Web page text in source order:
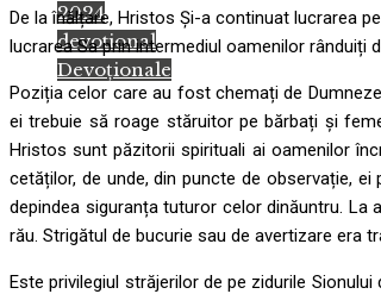
2024
devotional
Devoţionale
Capul
De la înălțare, Hristos Și-a continuat lucrarea
lucrarea Sa prin intermediul oamenilor rânduiți
Poziția celor care au fost chemați de
ei trebuie să roage stăruitor pe bărbați și
Hristos sunt păzitorii spirituali ai oamenilor
cetăților, de unde, din puncte de observație,
depindea siguranța tuturor celor dinăuntru.
rău. Strigătul de bucurie sau de avertizare era
Este privilegiul străjerilor de pe zidurile